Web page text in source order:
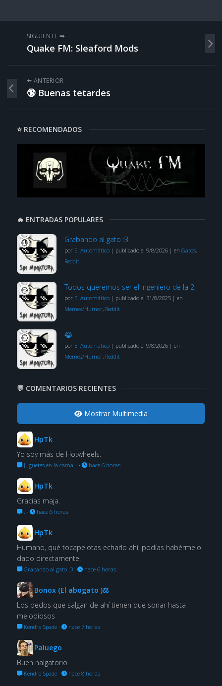
SIGUIENTE ➡️
Quake FM: Sleaford Mods
⬅️ ANTERIOR
🔞 Buenas tetardes
⭐ RECOMENDADOS
🔥 ENTRADAS POPULARES
Grabando al gato :3
por El Automático| publicado el 9/8/2026| en Gatos,
Reddit
Todos queremos ser el ingeniero de la 2!
por El Automático| publicado el 31/8/2025| en
Memes/Humor, Reddit
😂
por El Automático| publicado el 9/8/2026| en
Memes/Humor, Reddit
💬 COMENTARIOS RECIENTES
Mostrar Multimedia
HpTk
Yo soy más de Hotwheels.
Juguetes en la cama… · hace 6 horas
HpTk
Gracias maja.
. · hace 6 horas
HpTk
Humano, qué tocapelotas echarlo ahí, podías habérmelo
dado directamente.
Grabando al gato :3· hace 6 horas
Bonox (El abogato )⚖
Los pedos que salgan de ahí tienen que sonar hasta
melodiosos
Kendra Spade· hace 7 horas
Paluego
Buen nalgatorio.
Kendra Spade· hace 8 horas